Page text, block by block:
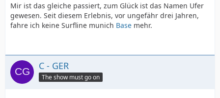
ich Sprünge), auch nicht frostig, sondern 1. Oktober vor
Römö
Mir ist das gleiche passiert, zum Glück ist das Namen Ufer
gewesen. Seit diesem Erlebnis, vor ungefähr drei Jahren,
fahre ich keine Surfline munich Base mehr.
C - GER
The show must go on